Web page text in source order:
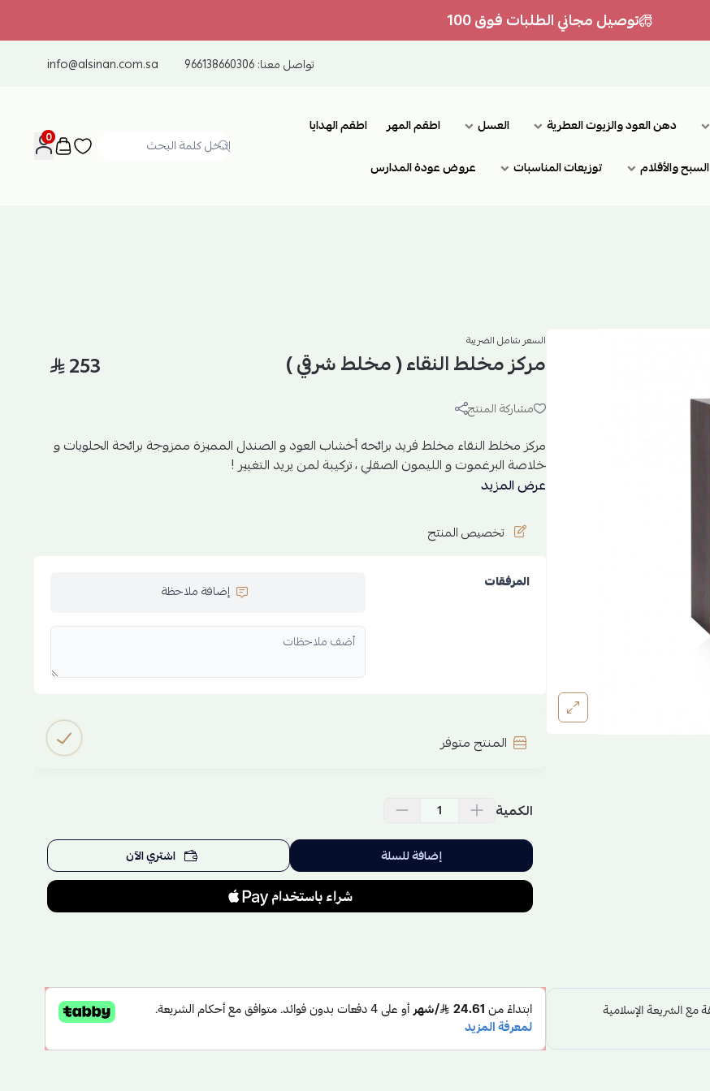
توصيل مجاني الطلبات فوق 100
تواصل معنا:966138660306
info@alsinan.com.sa
دهن العود والزيوت العطرية العسل اطقم المهر
اطقم الهدايا
السبح والأقلام توزيعات المناسبات عروض عودة المدارس
0
السعر شامل الضريبة
مركز مخلط النقاء ( مخلط شرقي ) 253
مشاركة المنتج
مركز مخلط النقاء مخلط فريد برائحه أخشاب العود و الصندل المميزة ممزوجة برائحة الحلويات و
خلاصة البرغموت و الليمون الصقلي ، تركيبة لمن يريد التغيير !
عرض المزيد
تخصيص المنتج
المرفقات إضافة ملاحظة
المنتج متوفر
الكمية
إضافة للسلة اشتري الآن